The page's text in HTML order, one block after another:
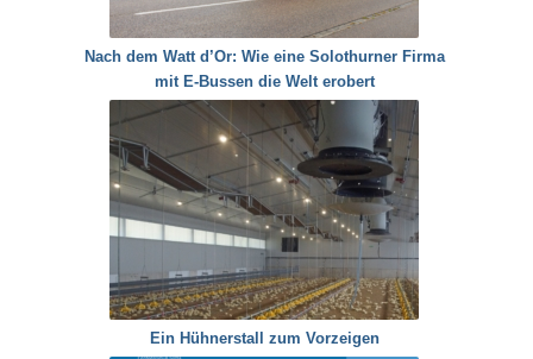
Nach dem Watt d’Or: Wie eine Solothurner Firma
mit E-Bussen die Welt erobert
Ein Hühnerstall zum Vorzeigen